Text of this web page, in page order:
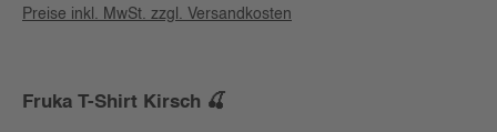
Preise inkl. MwSt. zzgl. Versandkosten
Fruka T-Shirt Kirsch 🍒